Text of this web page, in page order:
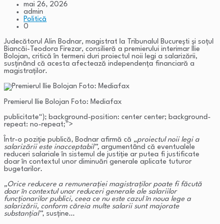
mai 26, 2026
admin
Politică
0
Judecătorul Alin Bodnar, magistrat la Tribunalul București și soțul
Biancăi-Teodora Firezar, consilieră a premierului interimar Ilie
Bolojan, critică în termeni duri proiectul noii legi a salarizării,
susținând că acesta afectează independența financiară a
magistraților.
Premierul Ilie Bolojan Foto: Mediafax
publicitate“); background-position: center center; background-
repeat: no-repeat;”>
Într-o poziție publică, Bodnar afirmă că „proiectul noii legi a
salarizării este inacceptabil”, argumentând că eventualele
reduceri salariale în sistemul de justiție ar putea fi justificate
doar în contextul unor diminuări generale aplicate tuturor
bugetarilor.
„Orice reducere a remunerației magistraților poate fi făcută
doar în contextul unor reduceri generale ale salariilor
funcționarilor publici, ceea ce nu este cazul în noua lege a
salarizării, conform căreia multe salarii sunt majorate
substanțial”, susține…